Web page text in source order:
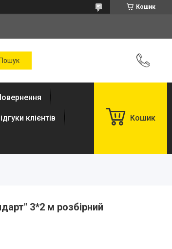
Кошик
клієнтів Кошик
3*2 м розбірний